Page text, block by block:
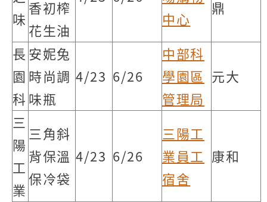
味
香初榨
花生油
中心
鼎
長
園
科
安妮兔
時尚調
味瓶
4/23 6/26
中部科
學園區
管理局
元大
三
陽
工
業
三角斜
背保溫
保冷袋
4/23 6/26
三陽工
業員工
宿舍
康和